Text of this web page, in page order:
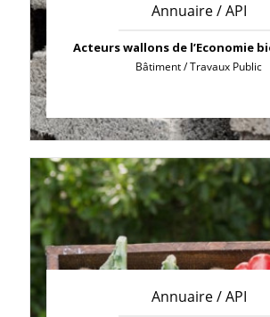
Annuaire / API
Acteurs wallons de l’Economie
Bâtiment / Travaux Public
Annuaire / API